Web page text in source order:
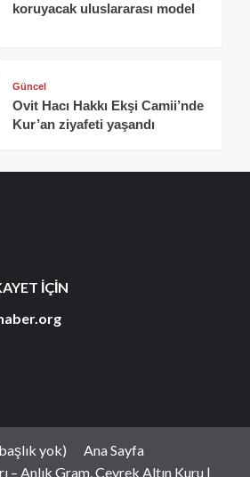
koruyacak uluslararası model
Güncel
Ovit Hacı Hakkı Ekşi Camii’nde
Kur’an ziyafeti yaşandı
İÇİN
yok)
Ana Sayfa
– Anlık Gram, Çeyrek Altın Kuru |